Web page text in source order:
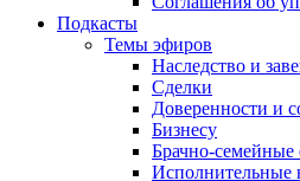
Подкасты
Темы эфиров
Наследство и
Сделки
Доверенности и
Бизнесу
Брачно-
Исполнительные